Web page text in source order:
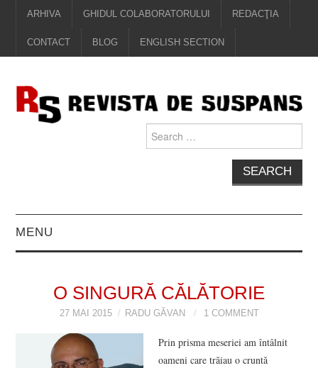
ARHIVA GHIDUL COLABORATORULUI REDACŢIA
CONTACT BLOG ENGLISH SECTION
for:
MENU
PROZĂ
VIZIUNI ȘI SPECTRE
O SINGURĂ CĂLĂTORIE
27 MAI 2015 RADU GĂVAN 1 COMMENT
Prin prisma meseriei am întâlnit
oameni care trăiau o cruntă